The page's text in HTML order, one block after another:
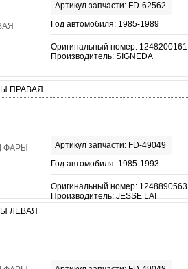
Артикул запчасти: FD-62562
Год автомобиля: 1985-1989
Оригинальный номер: 1248200161
Производитель: SIGNEDA
ПРАВАЯ
Артикул запчасти: FD-49049
Год автомобиля: 1985-1993
Оригинальный номер: 1248890563
Производитель: JESSE LAI
ЛЕВАЯ